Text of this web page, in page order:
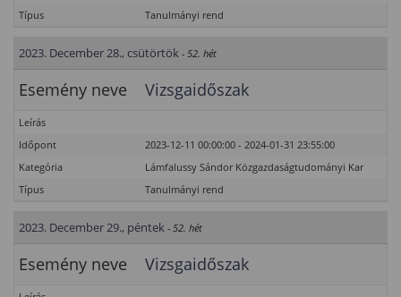
Típus
Tanulmányi rend
2023. December 28., csütörtök - 52. hét
Esemény neve Vizsgaidőszak
Leírás
Időpont
2023-12-11 00:00:00 - 2024-01-31 23:55:00
Kategória
Lámfalussy Sándor Közgazdaságtudományi Kar
Típus
Tanulmányi rend
2023. December 29., péntek - 52. hét
Esemény neve Vizsgaidőszak